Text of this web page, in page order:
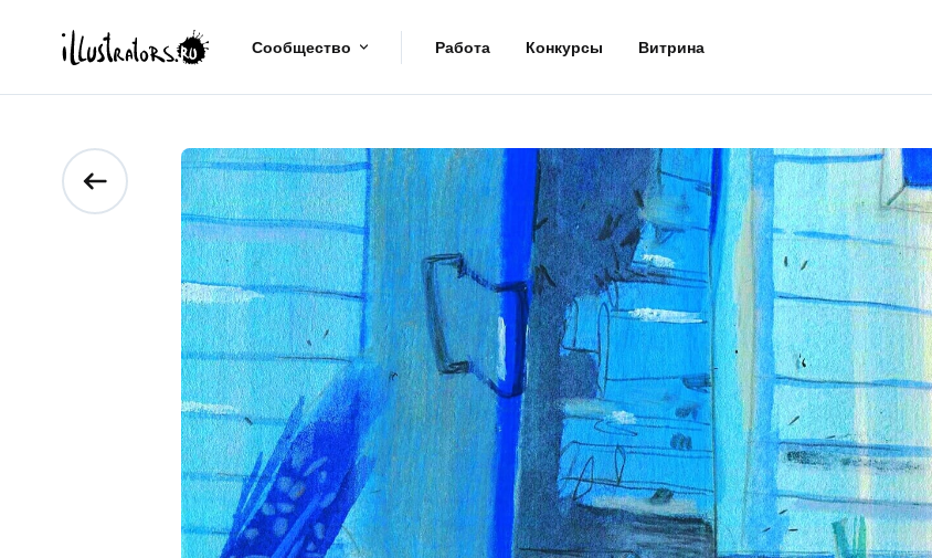
Сообщество Работа Конкурсы Витрина